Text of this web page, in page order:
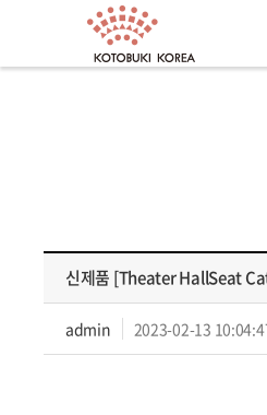
신제품 [Theater HallSeat
admin 2023-02-13